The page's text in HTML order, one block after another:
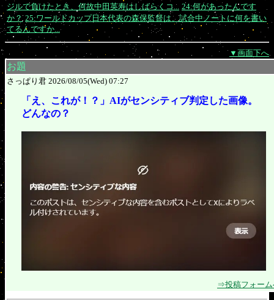
ジルで負けたとき、何故中田英寿はしばらくコ... 24:何があったんです
か？ 25:ワールドカップ日本代表の森保監督は、試合中ノートに何を書い
てるんですか...
▼画面下へ
お題
さっぱり君 2026/08/05(Wed) 07:27
「え、これが！？」AIがセンシティブ判定した画像。
どんなの？
⇒投稿フォーム